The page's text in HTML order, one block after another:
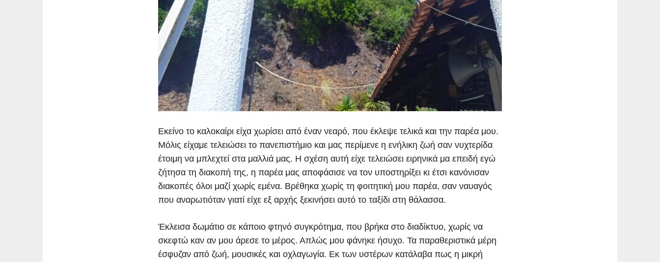
Εκείνο το καλοκαίρι είχα χωρίσει από έναν νεαρό, που έκλεψε τελικά και την παρέα μου.
Μόλις είχαμε τελειώσει το πανεπιστήμιο και μας περίμενε η ενήλικη ζωή σαν νυχτερίδα
έτοιμη να μπλεχτεί στα μαλλιά μας. Η σχέση αυτή είχε τελειώσει ειρηνικά μα επειδή εγώ
ζήτησα τη διακοπή της, η παρέα μας αποφάσισε να τον υποστηρίξει κι έτσι κανόνισαν
διακοπές όλοι μαζί χωρίς εμένα. Βρέθηκα χωρίς τη φοιτητική μου παρέα, σαν ναυαγός
που αναρωτιόταν γιατί είχε εξ αρχής ξεκινήσει αυτό το ταξίδι στη θάλασσα.
Έκλεισα δωμάτιο σε κάποιο φτηνό συγκρότημα, που βρήκα στο διαδίκτυο, χωρίς να
σκεφτώ καν αν μου άρεσε το μέρος. Απλώς μου φάνηκε ήσυχο. Τα παραθεριστικά μέρη
έσφυζαν από ζωή, μουσικές και οχλαγωγία. Εκ των υστέρων κατάλαβα πως η μικρή